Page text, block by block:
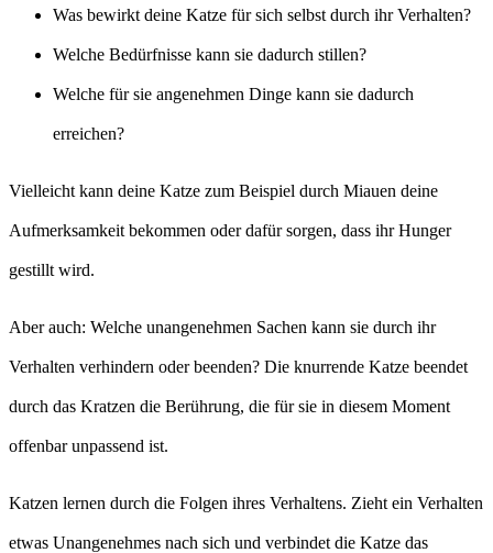
Was bewirkt deine Katze für sich selbst durch ihr Verhalten?
Welche Bedürfnisse kann sie dadurch stillen?
Welche für sie angenehmen Dinge kann sie dadurch
erreichen?
Vielleicht kann deine Katze zum Beispiel durch Miauen deine
Aufmerksamkeit bekommen oder dafür sorgen, dass ihr Hunger
gestillt wird.
Aber auch: Welche unangenehmen Sachen kann sie durch ihr
Verhalten verhindern oder beenden? Die knurrende Katze beendet
durch das Kratzen die Berührung, die für sie in diesem Moment
offenbar unpassend ist.
Katzen lernen durch die Folgen ihres Verhaltens. Zieht ein Verhalten
etwas Unangenehmes nach sich und verbindet die Katze das